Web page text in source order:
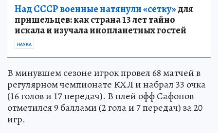
Над СССР военные натянули «сетку»для
пришельцев: как страна 13 лет тайно
искала и изучала инопланетных гостей
НАУКА
В минувшем сезоне игрок провел 68 матчей в
регулярном чемпионате КХЛ и набрал 33 очка
(16 голов и 17 передач). В плей офф Сафонов
отметился 9 баллами (2 гола и 7 передач) за 20
игр.